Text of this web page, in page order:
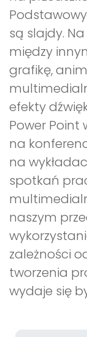
są slajdy.
między
grafikę,
efekty
Power Point
na
na
spotkań
naszym
zależności
tworzenia
wydaje się